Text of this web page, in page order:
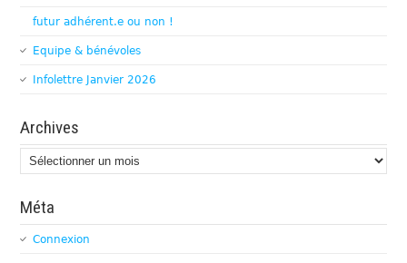
futur adhérent.e ou non !
Equipe & bénévoles
Infolettre Janvier 2026
Archives
Archives
Méta
Connexion